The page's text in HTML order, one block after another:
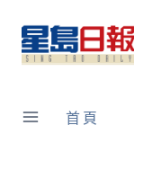
content
首頁